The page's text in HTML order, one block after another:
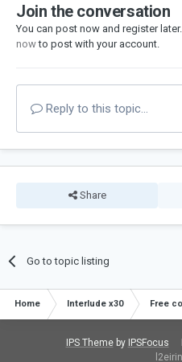
Join the conversation
You can post now and register
nowto post with your account.
Reply to this topic...
Share
Go to topic listing
Home Interlude x30 Free
IPS Themeby IPSFocus